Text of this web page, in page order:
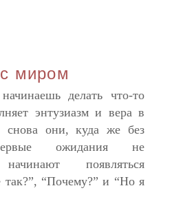
миром
делать что-то
энтузиазм и вера в
снова они, куда же без
ожидания не
появляться
“Почему?” и “Но я